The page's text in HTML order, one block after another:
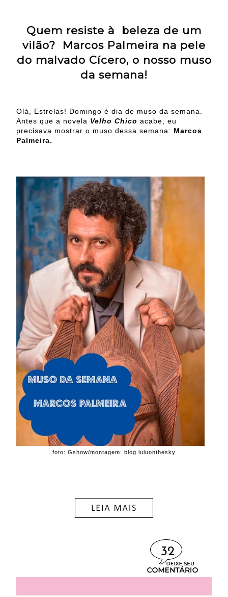
Quem resiste à beleza de um
vilão? Marcos Palmeira na pele
do malvado Cícero, o nosso muso
da semana!
Olá, Estrelas! Domingo é dia de muso da semana.
Antes que a novela Velho Chico acabe, eu
precisava mostrar o muso dessa semana: Marcos
Palmeira.
foto: Gshow/montagem: blog luluonthesky
32